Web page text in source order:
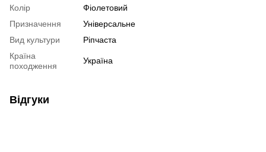
Колір
Фіолетовий
Призначення
Універсальне
Вид культури
Ріпчаста
Країна
походження
Україна
Відгуки